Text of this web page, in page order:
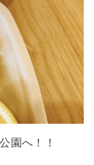
園へ！！